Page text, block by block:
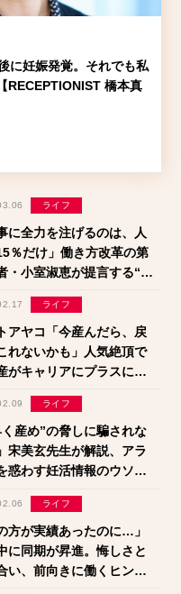
に妊娠発覚。それでも私
橋本真
ライフ
に全力を注げるのは、人
％だけ」働き方改革の第
・小室淑恵が提言する“い
ライフ
アヤコ「今産んだら、戻
れないかも」人気絶頂で
がキャリアにプラスにな
ライフ
く産め”の脅しに騙されな
宋美玄先生が解説、アラ
惑わす妊活情報のウソ・
ライフ
方が実績あったのに…」
に同期が昇進。悔しさと
い、前向きに働くヒント